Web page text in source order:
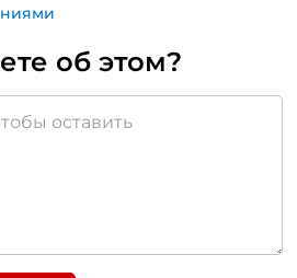
об этом?